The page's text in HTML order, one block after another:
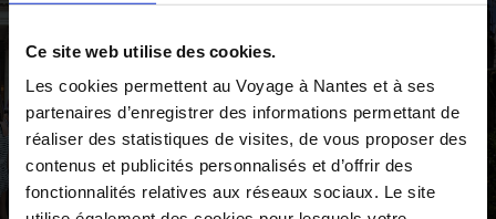
Ce site web utilise des cookies.
Les cookies permettent au Voyage à Nantes et à ses
partenaires d’enregistrer des informations permettant de
réaliser des statistiques de visites, de vous proposer des
contenus et publicités personnalisés et d’offrir des
fonctionnalités relatives aux réseaux sociaux. Le site